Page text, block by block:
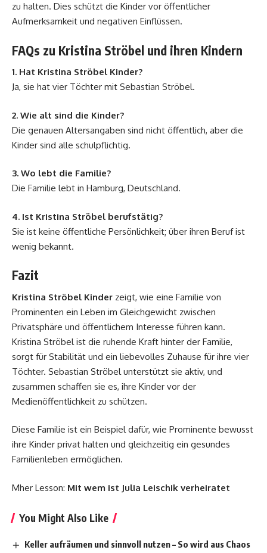
zu halten. Dies schützt die Kinder vor öffentlicher
Aufmerksamkeit und negativen Einflüssen.
FAQs zu Kristina Ströbel und ihren Kindern
1. Hat Kristina Ströbel Kinder?
Ja, sie hat vier Töchter mit Sebastian Ströbel.
2. Wie alt sind die Kinder?
Die genauen Altersangaben sind nicht öffentlich, aber die
Kinder sind alle schulpflichtig.
3. Wo lebt die Familie?
Die Familie lebt in Hamburg, Deutschland.
4. Ist Kristina Ströbel berufstätig?
Sie ist keine öffentliche Persönlichkeit; über ihren Beruf ist
wenig bekannt.
Fazit
Kristina Ströbel Kinder zeigt, wie eine Familie von
Prominenten ein Leben im Gleichgewicht zwischen
Privatsphäre und öffentlichem Interesse führen kann.
Kristina Ströbel ist die ruhende Kraft hinter der Familie,
sorgt für Stabilität und ein liebevolles Zuhause für ihre vier
Töchter. Sebastian Ströbel unterstützt sie aktiv, und
zusammen schaffen sie es, ihre Kinder vor der
Medienöffentlichkeit zu schützen.
Diese Familie ist ein Beispiel dafür, wie Prominente bewusst
ihre Kinder privat halten und gleichzeitig ein gesundes
Familienleben ermöglichen.
Mher Lesson: Mit wem ist Julia Leischik verheiratet
You Might Also Like
Keller aufräumen und sinnvoll nutzen – So wird aus Chaos